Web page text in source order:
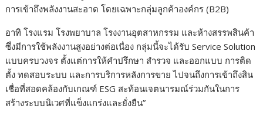
การเข้าถึงพลังงานสะอาด โดยเฉพาะกลุ่มลูกค้าองค์กร (B2B)
อาทิ โรงแรม โรงพยาบาล โรงงานอุตสาหกรรม และห้างสรรพสินค้า
ซึ่งมีการใช้พลังงานสูงอย่างต่อเนื่อง กลุ่มนี้จะได้รับ Service Solution
แบบครบวงจร ตั้งแต่การให้คำปรึกษา สำรวจ และออกแบบ การติด
ตั้ง ทดสอบระบบ และการบริการหลังการขาย ไปจนถึงการเข้าถึงสิน
เชื่อที่สอดคล้องกับเกณฑ์ ESG สะท้อนเจตนารมณ์ร่วมกันในการ
สร้างระบบนิเวศที่แข็งแกร่งและยั่งยืน”